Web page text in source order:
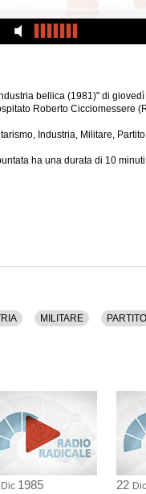
bellica (1981)" di
Roberto Cicciomessere
Industria, Militare,
ha una durata di 10
MILITARE
Dic 1985 22 Dic